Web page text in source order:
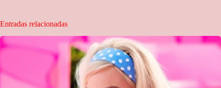
Entradas relacionadas